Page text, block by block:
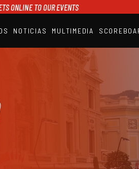
ONLINE TO OUR EVENTS
NOTICIAS MULTIMEDIA